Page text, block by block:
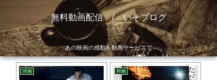
無料動画配信 / いそブログ
あの映画の感動を動画サービスで
洋画 邦画